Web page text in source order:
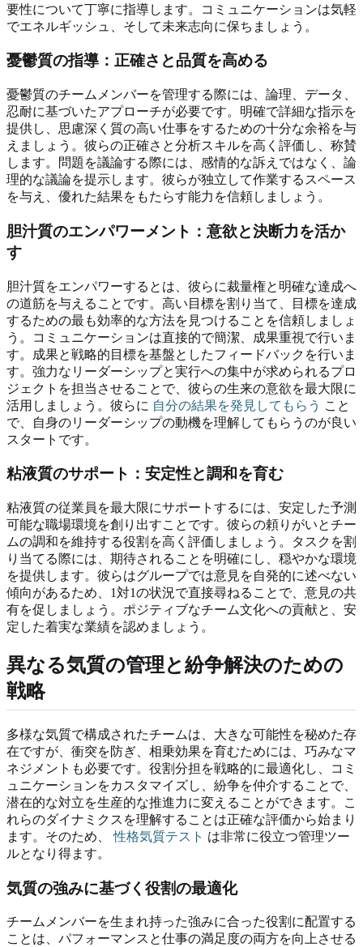
要性について丁寧に指導します。コミュニケーションは気軽
でエネルギッシュ、そして未来志向に保ちましょう。
憂鬱質の指導：正確さと品質を高める
憂鬱質のチームメンバーを管理する際には、論理、データ、
忍耐に基づいたアプローチが必要です。明確で詳細な指示を
提供し、思慮深く質の高い仕事をするための十分な余裕を与
えましょう。彼らの正確さと分析スキルを高く評価し、称賛
します。問題を議論する際には、感情的な訴えではなく、論
理的な議論を提示します。彼らが独立して作業するスペース
を与え、優れた結果をもたらす能力を信頼しましょう。
胆汁質のエンパワーメント：意欲と決断力を活か
す
胆汁質をエンパワーするとは、彼らに裁量権と明確な達成へ
の道筋を与えることです。高い目標を割り当て、目標を達成
するための最も効率的な方法を見つけることを信頼しましょ
う。コミュニケーションは直接的で簡潔、成果重視で行いま
す。成果と戦略的目標を基盤としたフィードバックを行いま
す。強力なリーダーシップと実行への集中が求められるプロ
ジェクトを担当させることで、彼らの生来の意欲を最大限に
活用しましょう。彼らに 自分の結果を発見してもらう こと
で、自身のリーダーシップの動機を理解してもらうのが良い
スタートです。
粘液質のサポート：安定性と調和を育む
粘液質の従業員を最大限にサポートするには、安定した予測
可能な職場環境を創り出すことです。彼らの頼りがいとチー
ムの調和を維持する役割を高く評価しましょう。タスクを割
り当てる際には、期待されることを明確にし、穏やかな環境
を提供します。彼らはグループでは意見を自発的に述べない
傾向があるため、1対1の状況で直接尋ねることで、意見の共
有を促しましょう。ポジティブなチーム文化への貢献と、安
定した着実な業績を認めましょう。
異なる気質の管理と紛争解決のための
戦略
多様な気質で構成されたチームは、大きな可能性を秘めた存
在ですが、衝突を防ぎ、相乗効果を育むためには、巧みなマ
ネジメントも必要です。役割分担を戦略的に最適化し、コミ
ュニケーションをカスタマイズし、紛争を仲介することで、
潜在的な対立を生産的な推進力に変えることができます。こ
れらのダイナミクスを理解することは正確な評価から始まり
ます。そのため、性格気質テスト は非常に役立つ管理ツー
ルとなり得ます。
気質の強みに基づく役割の最適化
チームメンバーを生まれ持った強みに合った役割に配置する
ことは、パフォーマンスと仕事の満足度の両方を向上させる